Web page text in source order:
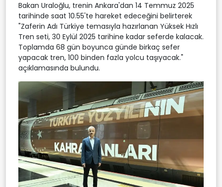
Bakan Uraloğlu, trenin Ankara'dan 14 Temmuz 2025
tarihinde saat 10.55'te hareket edeceğini belirterek
"Zaferin Adı Türkiye temasıyla hazırlanan Yüksek Hızlı
Tren seti, 30 Eylül 2025 tarihine kadar seferde kalacak.
Toplamda 68 gün boyunca günde birkaç sefer
yapacak tren, 100 binden fazla yolcu taşıyacak."
açıklamasında bulundu.